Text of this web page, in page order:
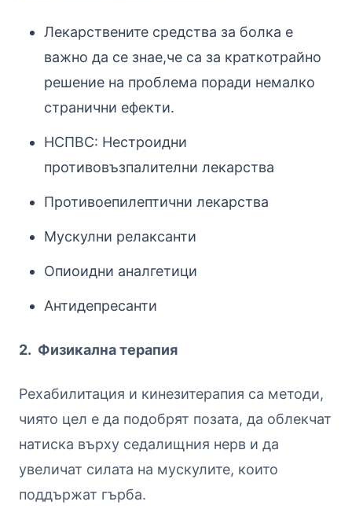
Лекарствените средства за болка е
важно да се знае,че са за краткотрайно
решение на проблема поради немалко
странични ефекти.
НСПВС: Нестроидни
противовъзпалителни лекарства
Противоепилептични лекарства
Мускулни релаксанти
Опиoидни аналгетици
Антидепресанти
2. Физикална терапия
Рехабилитация и кинезитерапия са методи,
чиято цел е да подобрят позата, да облекчат
натиска върху седалищния нерв и да
увеличат силата на мускулите, които
поддържат гърба.